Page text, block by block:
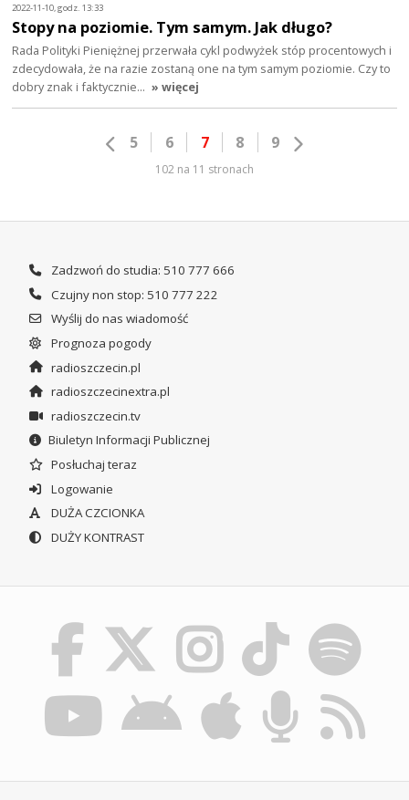
2022-11-10, godz. 13:33
Stopy na poziomie. Tym samym. Jak długo?
Rada Polityki Pieniężnej przerwała cykl podwyżek stóp procentowych i
zdecydowała, że na razie zostaną one na tym samym poziomie. Czy to
dobry znak i faktycznie… » więcej
5 6 7 8 9
102 na 11 stronach
Zadzwoń do studia: 510 777 666
Czujny non stop: 510 777 222
Wyślij do nas wiadomość
Prognoza pogody
radioszczecin.pl
radioszczecinextra.pl
radioszczecin.tv
Biuletyn Informacji Publicznej
Posłuchaj teraz
Logowanie
DUŻA CZCIONKA
DUŻY KONTRAST